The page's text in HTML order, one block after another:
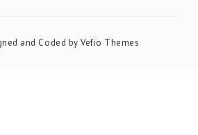
and Coded byVefio Themes